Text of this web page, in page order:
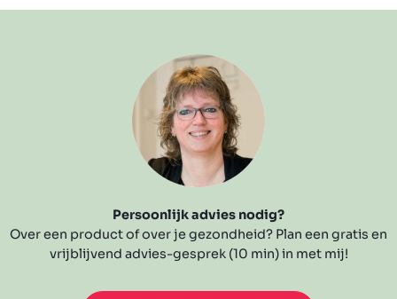
Persoonlijk advies nodig?
Over een product of over je gezondheid? Plan een gratis en
vrijblijvend advies-gesprek (10 min) in met mij!